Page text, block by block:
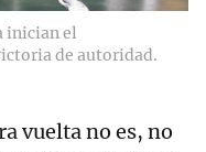
inician el
de autoridad.
vuelta no es, no